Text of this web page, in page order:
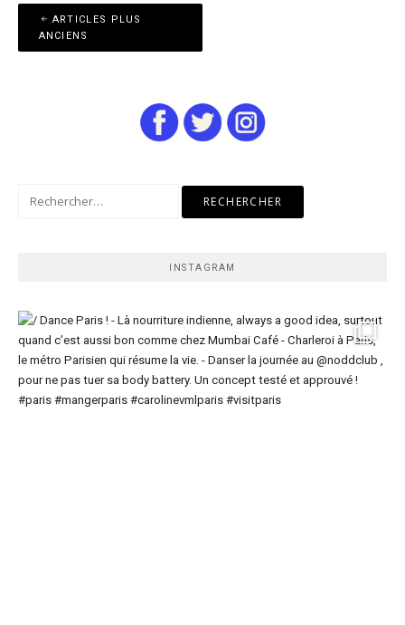
Navigation
des
ARTICLES PLUS
ANCIENS
INSTAGRAM